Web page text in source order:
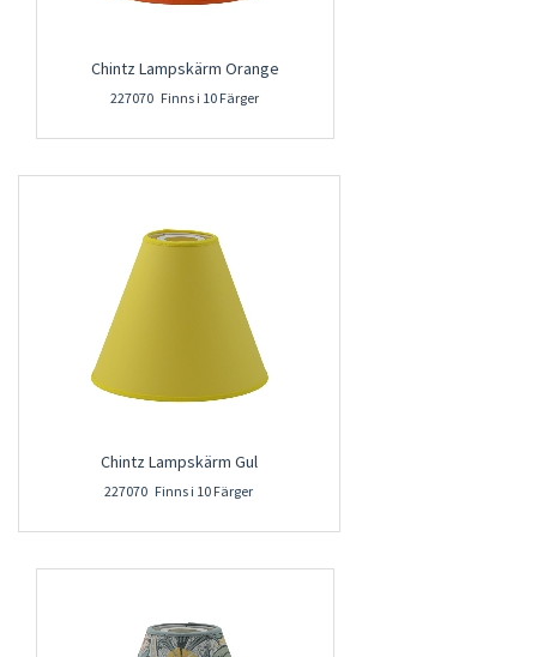
Chintz Lampskärm Orange
227070 Finns i 10 Färger
Chintz Lampskärm Gul
227070 Finns i 10 Färger